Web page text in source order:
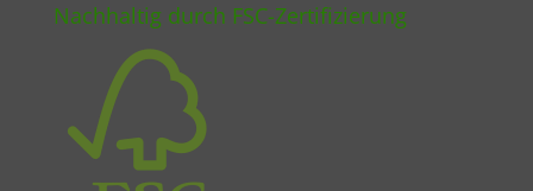
Nachhaltig durch FSC-Zertifizierung